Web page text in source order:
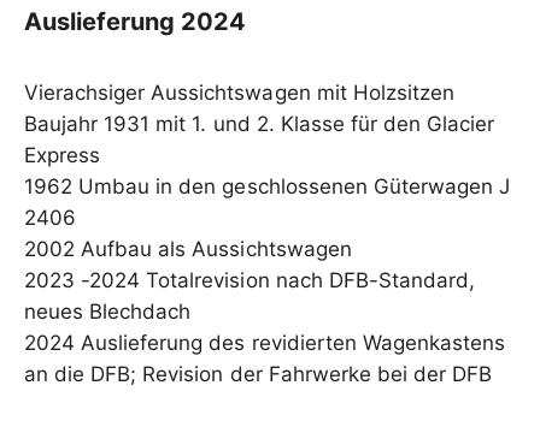
Auslieferung 2024
Vierachsiger Aussichtswagen mit Holzsitzen
Baujahr 1931 mit 1. und 2. Klasse für den Glacier
Express
1962 Umbau in den geschlossenen Güterwagen J
2406
2002 Aufbau als Aussichtswagen
2023 -2024 Totalrevision nach DFB-Standard,
neues Blechdach
2024 Auslieferung des revidierten Wagenkastens
an die DFB; Revision der Fahrwerke bei der DFB